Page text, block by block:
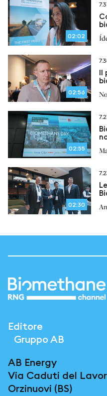
02:02
02:56
Il
02:55
02:30
Editore
Gruppo AB
AB Energy
Via Caduti del
Orzinuovi (BS)